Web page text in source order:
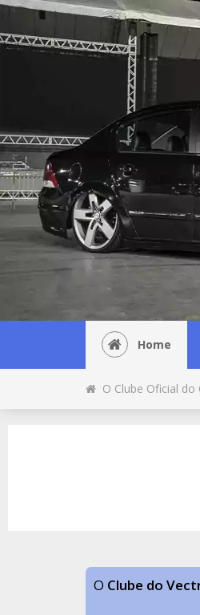
Home
O Clube Oficial
O Clube do